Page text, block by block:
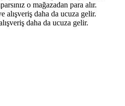
o mağazadan para alır.
daha da ucuza gelir.